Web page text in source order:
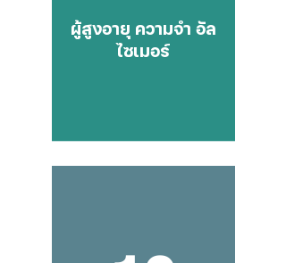
ผู้สูงอายุ ความจำ อัล
ไซเมอร์